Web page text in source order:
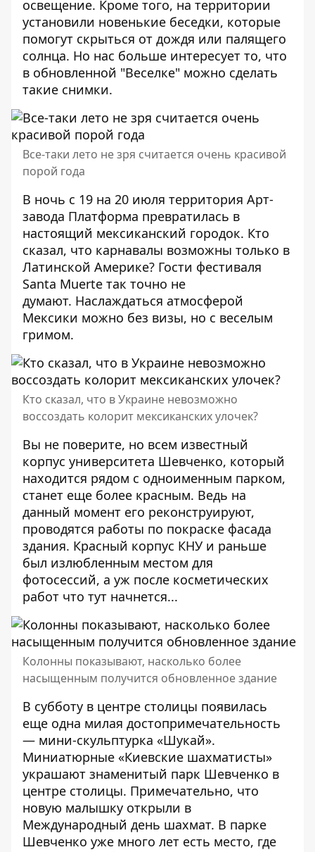
освещение. Кроме того, на территории
установили новенькие беседки, которые
помогут скрыться от дождя или палящего
солнца. Но нас больше интересует то, что
в обновленной "Веселке" можно сделать
такие снимки.
Все-таки лето не зря считается очень красивой
порой года
В ночь с 19 на 20 июля территория Арт-
завода Платформа превратилась в
настоящий мексиканский городок. Кто
сказал, что карнавалы возможны только в
Латинской Америке? Гости фестиваля
Santa Muerte так точно не
думают. Наслаждаться атмосферой
Мексики можно без визы, но с веселым
гримом.
Кто сказал, что в Украине невозможно
воссоздать колорит мексиканских улочек?
Вы не поверите, но всем известный
корпус университета Шевченко, который
находится рядом с одноименным парком,
станет еще более красным. Ведь на
данный момент его реконструируют,
проводятся работы по покраске фасада
здания. Красный корпус КНУ и раньше
был излюбленным местом для
фотосессий, а уж после косметических
работ что тут начнется...
Колонны показывают, насколько более
насыщенным получится обновленное здание
В субботу в центре столицы появилась
еще одна милая достопримечательность
— мини-скульптурка «Шукай».
Миниатюрные «Киевские шахматисты»
украшают знаменитый парк Шевченко в
центре столицы. Примечательно, что
новую малышку открыли в
Международный день шахмат. В парке
Шевченко уже много лет есть место, где